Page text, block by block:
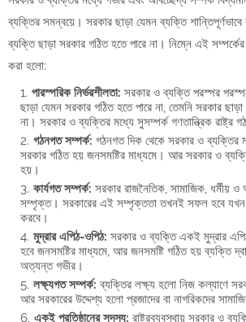
ব্যক্তির সমন্বয়ে। সরকার ছাড়া যেমন ব্যক্তি শান্তিপূর্ণভাবে
ব্যক্তি ছাড়া সরকার গঠিত হতে পারে না। নিম্নে এই
করা হলো:
পারস্পরিক নির্ভরশীলতা: সরকার ও ব্যক্তি পরস্পর
ছাড়া যেমন সরকার গঠিত হতে পারে না, তেমনি সরকার
না। সরকার ও ব্যক্তির মধ্যে সুসম্পর্ক গণতান্ত্রিক রাষ্ট্র
গঠনগত সম্পর্ক: গঠনগত দিক থেকে সরকার ও ব্যক্তির
সরকার গঠিত হয় জনসমষ্টির মাধ্যমে। আর সরকার ও
হয়।
কার্যগত সম্পর্ক: সরকার রাজনৈতিক, সামাজিক, ধর্মীয় ও
সম্পৃক্ত। সরকারের এই সম্পৃক্ততা তখনই সফল হবে যখন
করবে।
মুদ্রার এপিঠ-ওপিঠ: সরকার ও ব্যক্তি একই মুদ্রার
হবে জনসমষ্টির মাধ্যমে, আর জনসমষ্টি গঠিত হয় ব্যক্তি
অত্যন্ত গভীর।
লক্ষ্যগত সম্পর্ক: ব্যক্তির লক্ষ্য হলো নিজ কল্যাণে
আর সরকারের উদ্দেশ্য হলো প্রজাদের বা নাগরিকদের
একই প্রতিষ্ঠানের সদস্য: রাষ্ট্রব্যবস্থায় সরকার ও